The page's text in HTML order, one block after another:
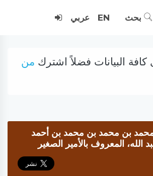
بحث EN عربي
البيانات فضلاً اشترك من
محمد بن محمد بن محمد بن أحمد
الله، المعروف بالأمير الصغير